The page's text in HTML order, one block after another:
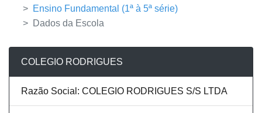
Ensino Fundamental (1ª à 5ª série)
Dados da Escola
COLEGIO RODRIGUES
Razão Social: COLEGIO RODRIGUES S/S LTDA